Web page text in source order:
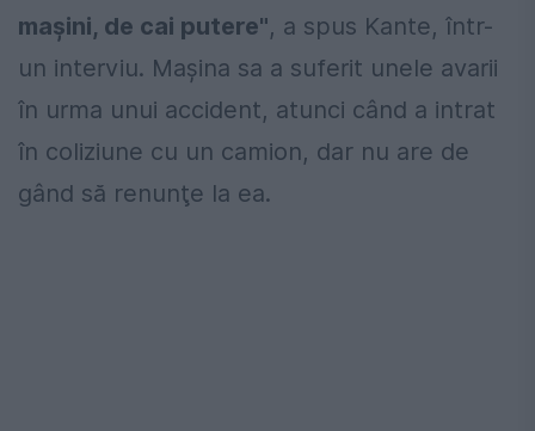
mașini, de cai putere", a spus Kante, într-
un interviu. Maşina sa a suferit unele avarii
în urma unui accident, atunci când a intrat
în coliziune cu un camion, dar nu are de
gând să renunţe la ea.